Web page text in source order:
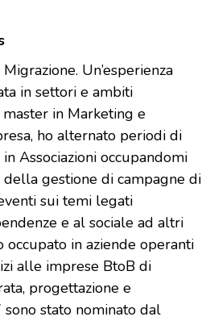
Un’esperienza
in settori e ambiti
in Marketing e
ho alternato periodi di
Associazioni occupandomi
della gestione di campagne di
sui temi legati
e al sociale ad altri
occupato in aziende operanti
alle imprese BtoB di
progettazione e
stato nominato dal